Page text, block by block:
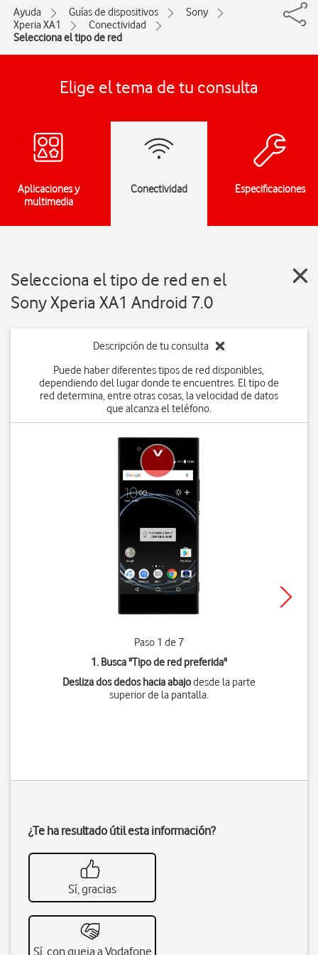
Ayuda Guías de dispositivos
Sony
Xperia XA1
Conectividad
Selecciona el tipo de red
Elige el tema de tu consulta
Aplicaciones y
multimedia
Conectividad Especificaciones
Selecciona el tipo de red en el
Sony Xperia XA1 Android 7.0
Descripción de tu consulta
Puede haber diferentes tipos de red disponibles,
dependiendo del lugar donde te encuentres. El tipo de
red determina, entre otras cosas, la velocidad de datos
que alcanza el teléfono.
Paso 1 de 7
1. Busca "Tipo de red preferida"
Desliza dos dedos hacia abajodesde la parte
superior de la pantalla.
¿Te ha resultado útil esta información?
Sí, gracias
Sí, con queja a Vodafone